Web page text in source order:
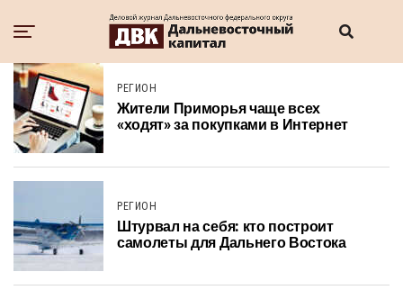
РЕГИОН
Жители Приморья чаще всех
«ходят» за покупками в Интернет
РЕГИОН
Штурвал на себя: кто построит
самолеты для Дальнего Востока